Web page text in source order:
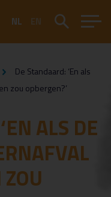
NL EN
De Standaard: ‘En als
zou opbergen?’
ALS DE